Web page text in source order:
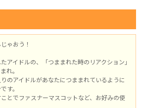
ゃおう！
アイドルの、「つままれた時のリアクション」
れ。
のアイドルがあなたにつままれているように
す。
とでファスナーマスコットなど、お好みの使